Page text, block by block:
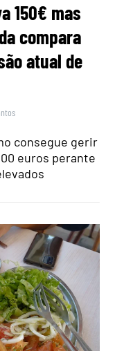
150€ mas
compara
atual de
consegue gerir
euros perante